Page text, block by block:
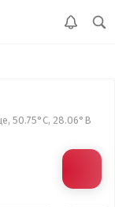
50.75°С, 28.06°В